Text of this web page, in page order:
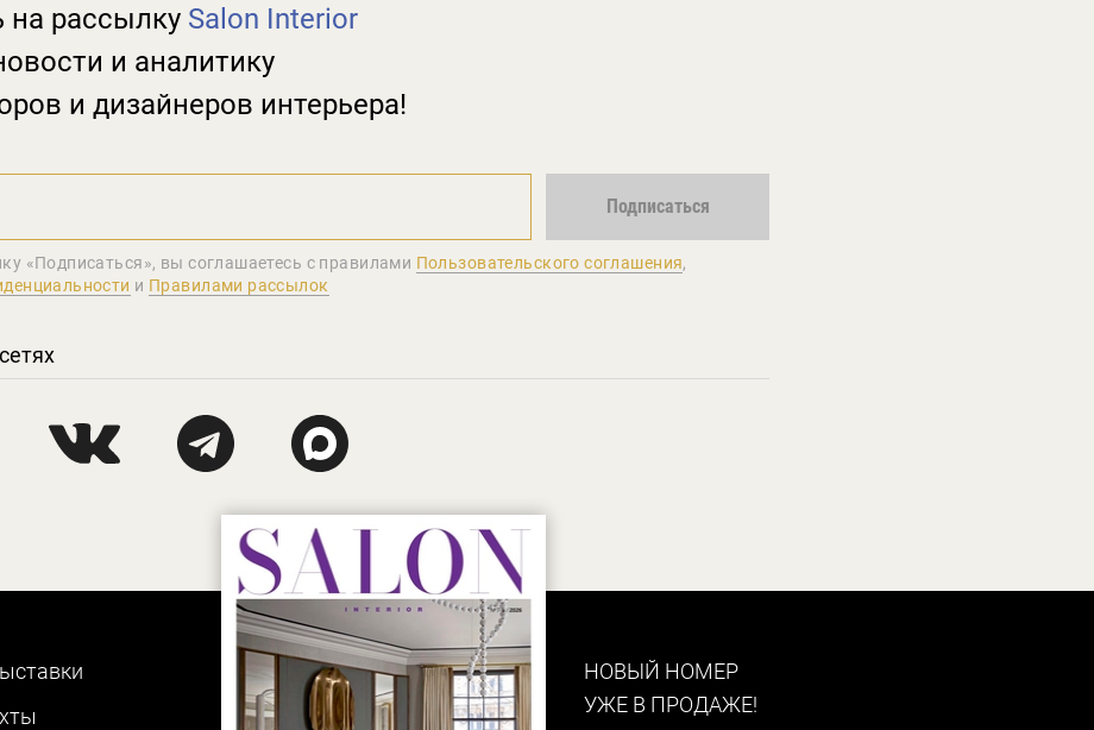
на рассылку Salon Interior
и аналитику
и дизайнеров интерьера!
Подписаться
«Подписаться», вы соглашаетеcь с правилами Пользовательского соглашения,
и Правилами рассылок
НОВЫЙ НОМЕР
УЖЕ В ПРОДАЖЕ!